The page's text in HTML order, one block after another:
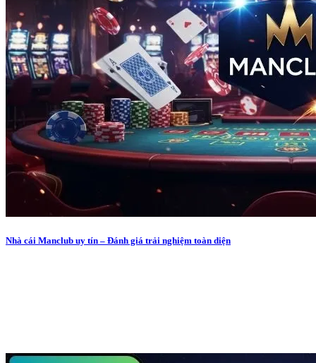
Nhà cái Manclub uy tín – Đánh giá trải nghiệm toàn diện